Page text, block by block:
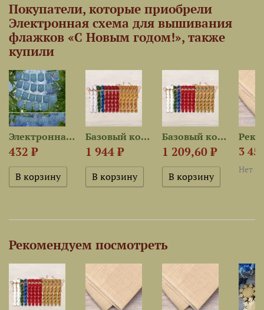
Покупатели, которые приобрели
Электронная схема для вышивания
флажков «С Новым годом!», также
купили
Электронная схема букв для...
432 ₽
Базовый комплект ниток для...
1 944 ₽
Базовый комплект ниток для...
1 209,60 ₽ 3
Нет в
Рекомендуем посмотреть